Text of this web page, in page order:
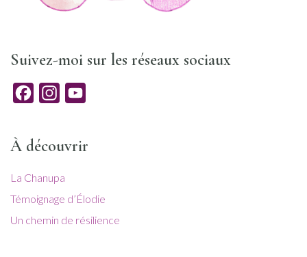
Suivez-moi sur les réseaux sociaux
FacebookInstagram
À découvrir
La Chanupa
Témoignage d’Élodie
Un chemin de résilience